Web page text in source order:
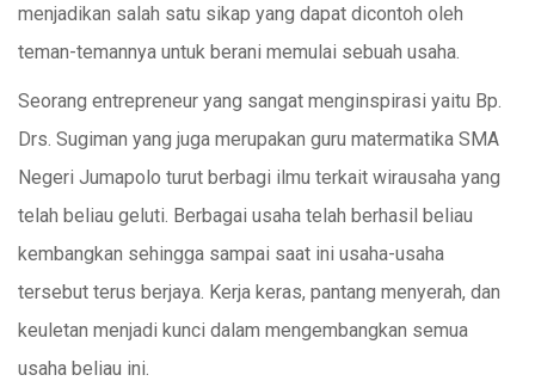
menjadikan salah satu sikap yang dapat dicontoh oleh
teman-temannya untuk berani memulai sebuah usaha.
Seorang entrepreneur yang sangat menginspirasi yaitu Bp.
Drs. Sugiman yang juga merupakan guru matermatika SMA
Negeri Jumapolo turut berbagi ilmu terkait wirausaha yang
telah beliau geluti. Berbagai usaha telah berhasil beliau
kembangkan sehingga sampai saat ini usaha-usaha
tersebut terus berjaya. Kerja keras, pantang menyerah, dan
keuletan menjadi kunci dalam mengembangkan semua
usaha beliau ini.